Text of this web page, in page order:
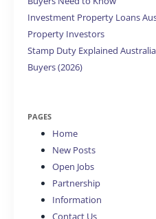
Investment Property Loans
Property Investors
Stamp Duty Explained
Buyers (2026)
PAGES
Home
New Posts
Open Jobs
Partnership
Information